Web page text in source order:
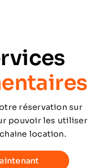
réservation sur
pouvoir les utiliser
location.